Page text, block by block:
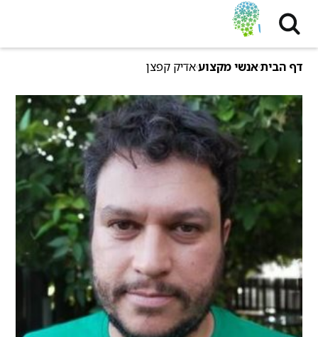
דף הביתאנשי מקצועאדיק קפצן